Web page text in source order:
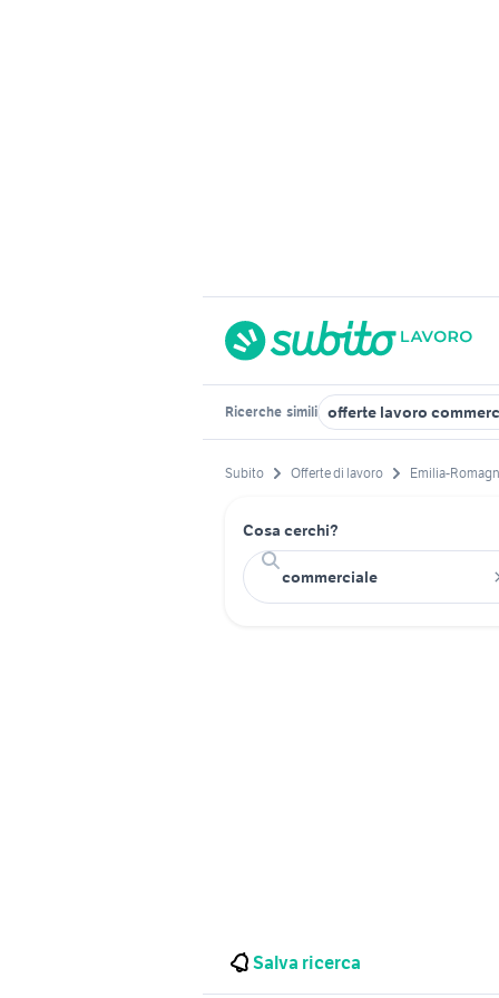
Ricerche simili offerte lavoro
Subito Offerte di lavoro Emilia-
Cosa cerchi?
Salva ricerca